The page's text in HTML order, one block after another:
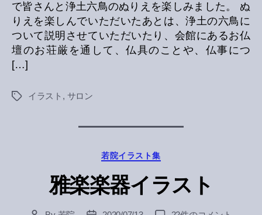
で皆さんと浄土六鳥のぬりえを楽しみました。 ぬ
りえを楽しんでいただいたあとは、浄土の六鳥に
ついて説明させていただいたり、会館にあるお仏
壇のお荘厳を通して、仏具のことや、仏事につ
[…]
Tags イラスト , サロン
Categories
若院イラスト集
雅楽楽器イラスト